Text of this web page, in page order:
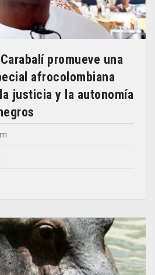
promueve una
afrocolombiana
justicia y la autonomía